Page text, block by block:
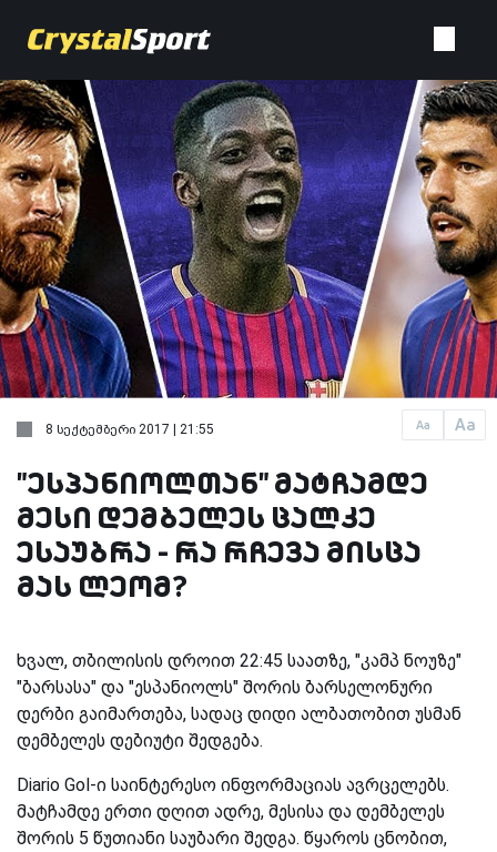
Aa Aa
8 სექტემბერი 2017 | 21:55
"ესპანიოლთან" მატჩამდე
მესი დემბელეს ცალკე
ესაუბრა - რა რჩევა მისცა
მას ლეომ?
ხვალ, თბილისის დროით 22:45 საათზე, "კამპ ნოუზე"
"ბარსასა" და "ესპანიოლს" შორის ბარსელონური
დერბი გაიმართება, სადაც დიდი ალბათობით უსმან
დემბელეს დებიუტი შედგება.
Diario Gol-ი საინტერესო ინფორმაციას ავრცელებს.
მატჩამდე ერთი დღით ადრე, მესისა და დემბელეს
შორის 5 წუთიანი საუბარი შედგა. წყაროს ცნობით,